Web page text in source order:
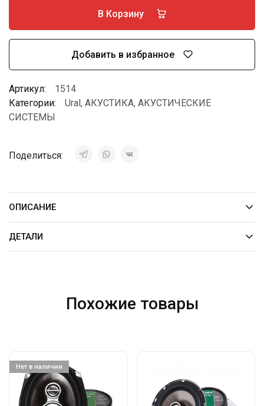
В Корзину
Добавить в избранное
Артикул:
1514
Категории:
Ural, АКУСТИКА, АКУСТИЧЕСКИЕ
СИСТЕМЫ
Поделиться:
ОПИСАНИЕ
ДЕТАЛИ
Похожие товары
Нет в наличии